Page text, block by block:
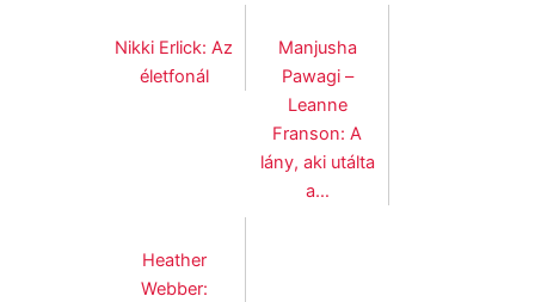
Nikki Erlick: Az
életfonál
Manjusha
Pawagi –
Leanne
Franson: A
lány, aki utálta
a…
Heather
Webber: